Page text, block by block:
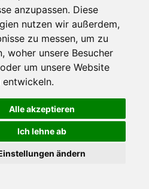
anzupassen. Diese
nutzen wir außerdem,
zu messen, um zu
woher unsere Besucher
um unsere Website
Alle akzeptieren
Ich lehne ab
ändern
that help us give you the best experience of
you are agreeing to it.
2026